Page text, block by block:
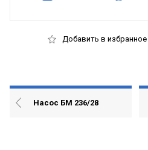
Добавить в избранное
Насос БМ 236/28